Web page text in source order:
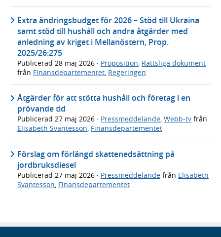
Extra ändringsbudget för 2026 – Stöd till Ukraina
samt stöd till hushåll och andra åtgärder med
anledning av kriget i Mellanöstern, Prop.
2025/26:275
Publicerad 28 maj 2026 · Proposition Rättsliga dokument
från Finansdepartementet Regeringen
Åtgärder för att stötta hushåll och företag i en
prövande tid
Publicerad 27 maj 2026 · Pressmeddelande, Webb-tv från
Elisabeth Svantesson, Finansdepartementet
Förslag om förlängd skattenedsättning på
jordbruksdiesel
Publicerad 27 maj 2026 · Pressmeddelande från Elisabeth
Svantesson, Finansdepartementet